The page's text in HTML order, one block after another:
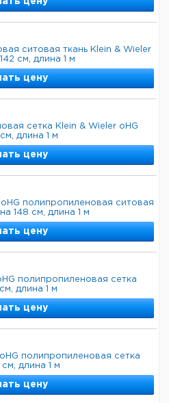
ситовая ткань Klein & Wieler
см, длина 1 м
цену
сетка Klein & Wieler oHG
длина 1 м
цену
полипропиленовая ситовая
148 см, длина 1 м
цену
полипропиленовая сетка
длина 1 м
цену
полипропиленовая сетка
длина 1 м
цену